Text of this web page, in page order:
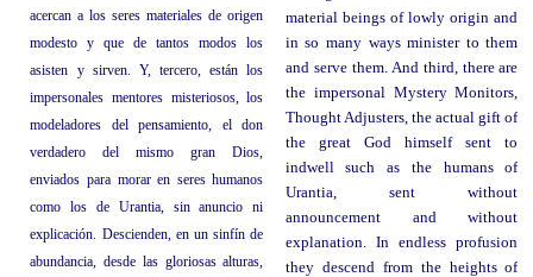
acercan a los seres materiales de origen
modesto y que de tantos modos los
asisten y sirven. Y, tercero, están los
impersonales mentores misteriosos, los
modeladores del pensamiento, el don
verdadero del mismo gran Dios,
enviados para morar en seres humanos
como los de Urantia, sin anuncio ni
explicación. Descienden, en un sinfín de
abundancia, desde las gloriosas alturas,
material beings of lowly origin and
in so many ways minister to them
and serve them. And third, there are
the impersonal Mystery Monitors,
Thought Adjusters, the actual gift of
the great God himself sent to
indwell such as the humans of
Urantia, sent without
announcement and without
explanation. In endless profusion
they descend from the heights of